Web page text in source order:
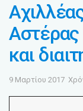
Αστέρας
και
9 Μαρτίου 2017